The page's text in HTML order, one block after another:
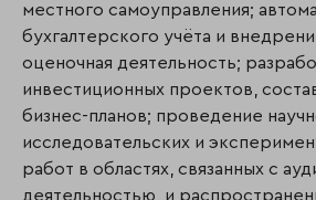
местного самоуправления;
бухгалтерского учёта и
оценочная деятельность;
инвестиционных проектов,
бизнес-планов; проведение
исследовательских и
работ в областях, связанных с
деятельностью, и